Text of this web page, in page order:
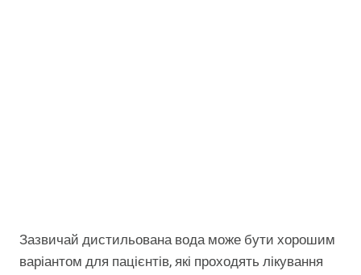
Зазвичай дистильована вода може бути хорошим
варіантом для пацієнтів, які проходять лікування